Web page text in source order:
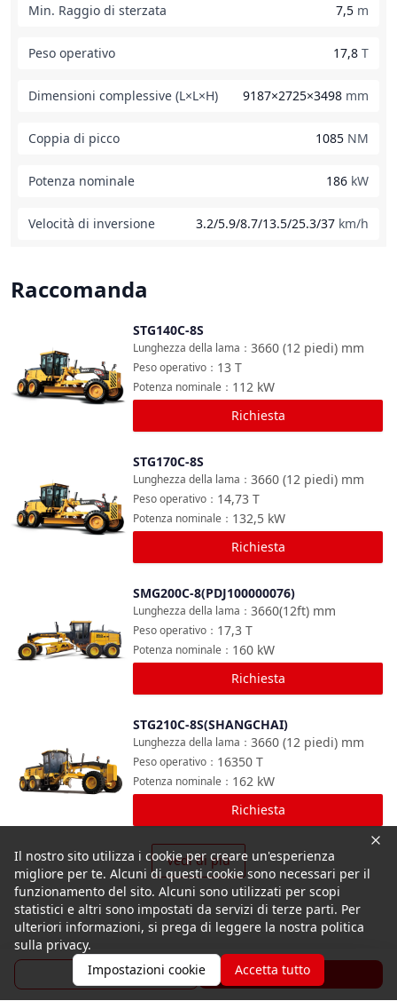
Min. Raggio di sterzata 7,5 m
Peso operativo 17,8 T
Dimensioni complessive (L×L×H) 9187×2725×3498 mm
Coppia di picco 1085 NM
Potenza nominale 186 kW
Velocità di inversione 3.2/5.9/8.7/13.5/25.3/37 km/h
Raccomanda
STG140C-8S
3660 (12 piedi) mm
Lunghezza della lama ：
13 T
Peso operativo ：
112 kW
Potenza nominale ：
Richiesta
STG170C-8S
3660 (12 piedi) mm
Lunghezza della lama ：
14,73 T
Peso operativo ：
132,5 kW
Potenza nominale ：
Richiesta
SMG200C-8(PDJ100000076)
3660(12ft) mm
Lunghezza della lama ：
17,3 T
Peso operativo ：
160 kW
Potenza nominale ：
Richiesta
STG210C-8S(SHANGCHAI)
3660 (12 piedi) mm
Lunghezza della lama ：
16350 T
Peso operativo ：
162 kW
Potenza nominale ：
Richiesta
Vedi di più
Brochure Richiesta
Il nostro sito utilizza i cookie per creare un'esperienza
migliore per te. Alcuni di questi cookie sono necessari per il
funzionamento del sito. Alcuni sono utilizzati per scopi
statistici e altri sono impostati da servizi di terze parti. Per
ulteriori informazioni, si prega di leggere la nostra politica
sulla privacy.
Impostazioni cookie
Accetta tutto